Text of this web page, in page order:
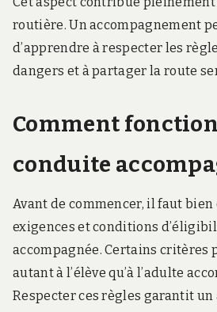
routière. Un accompagnement
d’apprendre à respecter les
dangers et à partager la route
Comment
conduite
Avant de commencer, il faut
exigences et conditions
accompagnée. Certains critères
autant à l’élève qu’à l’adulte
Respecter ces règles garantit